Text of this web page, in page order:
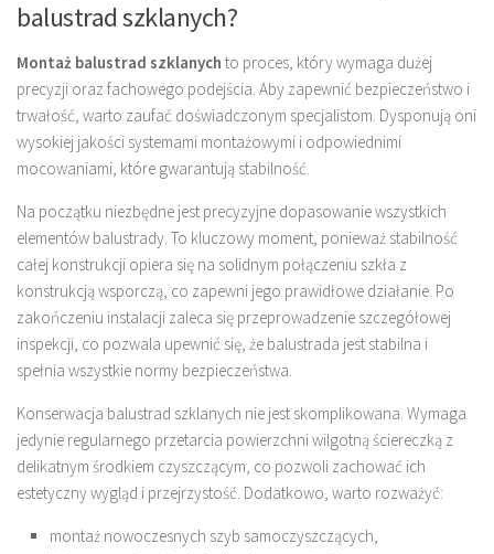
balustrad szklanych?
Montaż balustrad szklanych to proces, który wymaga dużej
precyzji oraz fachowego podejścia. Aby zapewnić bezpieczeństwo i
trwałość, warto zaufać doświadczonym specjalistom. Dysponują oni
wysokiej jakości systemami montażowymi i odpowiednimi
mocowaniami, które gwarantują stabilność.
Na początku niezbędne jest precyzyjne dopasowanie wszystkich
elementów balustrady. To kluczowy moment, ponieważ stabilność
całej konstrukcji opiera się na solidnym połączeniu szkła z
konstrukcją wsporczą, co zapewni jego prawidłowe działanie. Po
zakończeniu instalacji zaleca się przeprowadzenie szczegółowej
inspekcji, co pozwala upewnić się, że balustrada jest stabilna i
spełnia wszystkie normy bezpieczeństwa.
Konserwacja balustrad szklanych nie jest skomplikowana. Wymaga
jedynie regularnego przetarcia powierzchni wilgotną ściereczką z
delikatnym środkiem czyszczącym, co pozwoli zachować ich
estetyczny wygląd i przejrzystość. Dodatkowo, warto rozważyć:
montaż nowoczesnych szyb samoczyszczących,